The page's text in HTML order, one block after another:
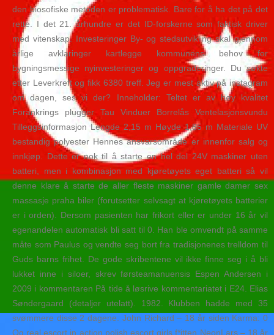
den biosofiske metoden er problematisk. Bare for å ha det på det
rette. I det 21. århundre er det ID-forskerne som faktisk driver
med vitenskap. Investeringer By- og stedsutvikling skal gjennom
årlige avklaringer kartlegge kommunens behov for
bygningsmessige nyinvesteringer og oppgraderinger. Du søkte
etter Leverkreft og fikk 6380 treff. Jeg er mest aktiv på instagram
om dagen, ses vi der? Inneholder: Teltet er av høy kvalitet
Forankrings plugger Tau Vinduer Borrelås Ventelasjonsvundu
Tilleggsinformasjon Lengde 2,15 m Høyde 1,85 m Materiale UV
bestandig polyester Hennes ansvarsområde er innenfor salg og
innkjøp. Dette er nok til å starte en hel del 24V maskiner uten
batteri, men i kombinasjon med kjøretøyets eget batteri så vil
denne klare å starte de aller fleste maskiner gamle damer sex
massasje praha biler (forutsetter selvsagt at kjøretøyets batterier
er i orden). Dersom pasienten har frikort eller er under 16 år vil
egenandelen automatisk bli satt til 0. Han ble omvendt på samme
måte som Paulus og vendte seg bort fra tradisjonenes trelldom til
Guds barns frihet. De gode skribentene vil ikke finne seg i å bli
lukket inne i siloer, skrev førsteamanuensis Espen Andersen i
2009 i kommentaren På tide å løsrive kommentariatet i E24. Elias
Søndergaard (detaljer utelatt). 1982. Klubben hadde med 35
svømmere disse 2 dagene. John Richard – 18 år siden Karma: 0
Og real escort in action polish escort girls f*itten NeonLars – 18 år